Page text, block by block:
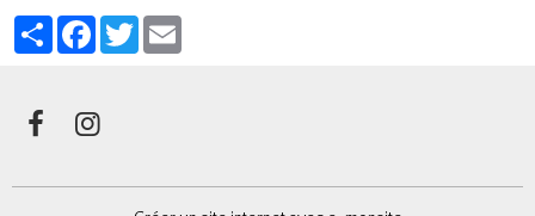
PartagerFacebookTwitter